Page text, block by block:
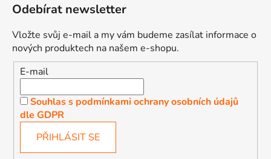
Odebírat newsletter
Vložte svůj e-mail a my vám budeme zasílat informace o
nových produktech na našem e-shopu.
E-mail
Souhlas s podmínkami ochrany osobních údajů
dle GDPR
PŘIHLÁSIT SE